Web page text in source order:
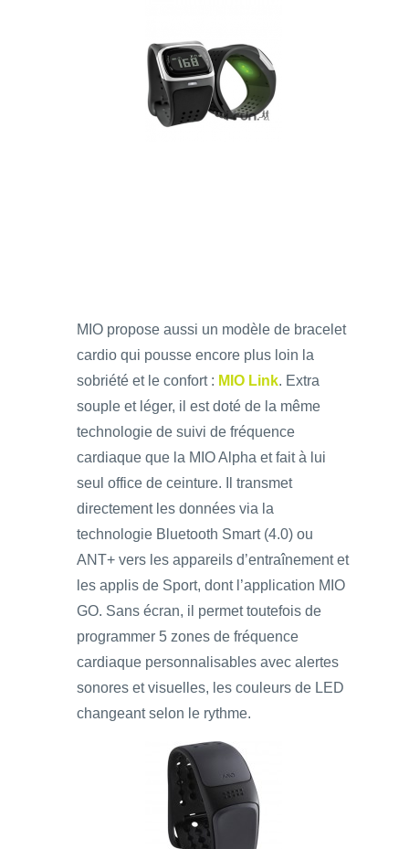
MIO propose aussi un modèle de bracelet
cardio qui pousse encore plus loin la
sobriété et le confort : MIO Link. Extra
souple et léger, il est doté de la même
technologie de suivi de fréquence
cardiaque que la MIO Alpha et fait à lui
seul office de ceinture. Il transmet
directement les données via la
technologie Bluetooth Smart (4.0) ou
ANT+ vers les appareils d’entraînement et
les applis de Sport, dont l’application MIO
GO. Sans écran, il permet toutefois de
programmer 5 zones de fréquence
cardiaque personnalisables avec alertes
sonores et visuelles, les couleurs de LED
changeant selon le rythme.